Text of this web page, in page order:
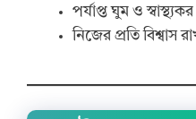
পর্যাপ্ত ঘুম ও
নিজের প্রতি